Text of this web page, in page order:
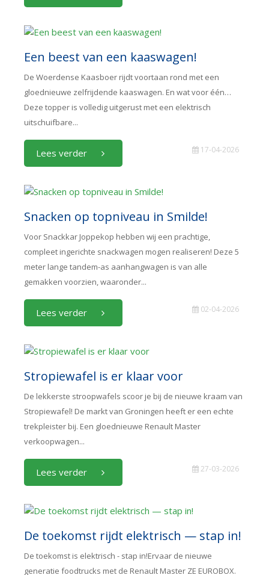
Een beest van een kaaswagen!
De Woerdense Kaasboer rijdt voortaan rond met een
gloednieuwe zelfrijdende kaaswagen. En wat voor één…
Deze topper is volledig uitgerust met een elektrisch
uitschuifbare...
Lees verder 17-04-2026
Snacken op topniveau in Smilde!
Voor Snackkar Joppekop hebben wij een prachtige,
compleet ingerichte snackwagen mogen realiseren! Deze 5
meter lange tandem-as aanhangwagen is van alle
gemakken voorzien, waaronder...
Lees verder 02-04-2026
Stropiewafel is er klaar voor
De lekkerste stroopwafels scoor je bij de nieuwe kraam van
Stropiewafel! De markt van Groningen heeft er een echte
trekpleister bij. Een gloednieuwe Renault Master
verkoopwagen...
Lees verder 27-03-2026
De toekomst rijdt elektrisch — stap in!
De toekomst is elektrisch - stap in!Ervaar de nieuwe
generatie foodtrucks met de Renault Master ZE EUROBOX.